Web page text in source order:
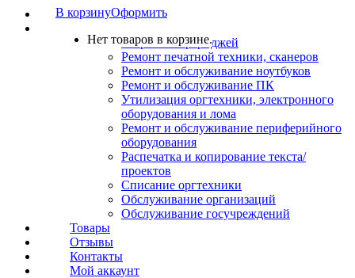
В корзинуОформить
Нет товаров в корзине.
О нас
Заправка картриджей
Ремонт печатной техники, сканеров
Ремонт и обслуживание ноутбуков
Ремонт и обслуживание ПК
Утилизация оргтехники, электронного
оборудования и лома
Ремонт и обслуживание периферийного
оборудования
Распечатка и копирование текста/
проектов
Списание оргтехники
Обслуживание организаций
Обслуживание госучреждений
Товары
Отзывы
Контакты
Мой аккаунт